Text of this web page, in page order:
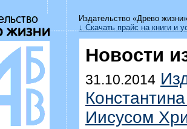
Издательство «Древо
↓ Скачать прайс на книги и
Новости
31.10.2014
Иисусом